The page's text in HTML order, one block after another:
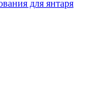
для янтаря